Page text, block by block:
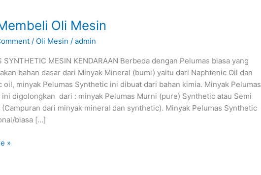
Oli Mesin
/ Oli Mesin /admin
SYNTHETIC MESIN KENDARAAN Berbeda dengan Pelumas biasa yang
bahan dasar dari Minyak Mineral (bumi) yaitu dari Naphtenic Oil dan
oil, minyak Pelumas Synthetic ini dibuat dari bahan kimia. Minyak Pelumas
digolongkan dari : minyak Pelumas Murni (pure) Synthetic atau Semi
dari minyak mineral dan synthetic). Minyak Pelumas Synthetic
biasa […]
»